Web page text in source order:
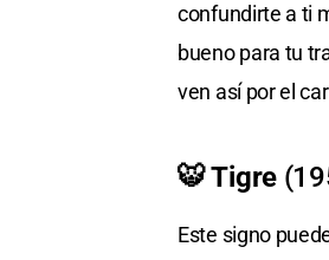
confundirte a ti
bueno para tu
ven así por el
🐯 Tigre
Este signo